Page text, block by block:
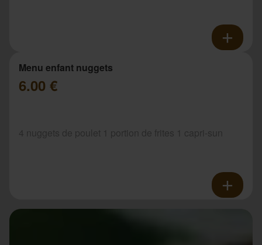
Menu enfant nuggets
6.00 €